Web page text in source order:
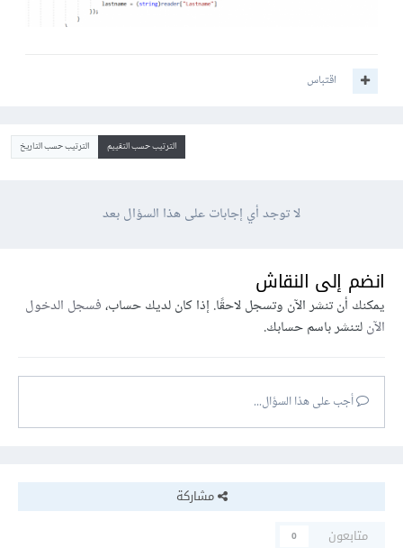
اقتباس
الترتيب حسب التقييم الترتيب حسب التاريخ
لا توجد أي إجابات على هذا السؤال بعد
انضم إلى النقاش
يمكنك أن تنشر الآن وتسجل لاحقًا. إذا كان لديك حساب،فسجل الدخول
الآنلتنشر باسم حسابك.
أجب على هذا السؤال...
مشاركة
متابعون
0